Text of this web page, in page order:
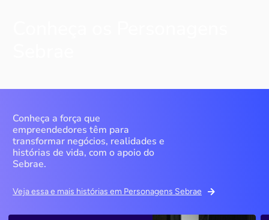
Conheça a força que
empreendedores têm para
transformar negócios, realidades e
histórias de vida, com o apoio do
Sebrae.
Veja essa e mais histórias em Personagens Sebrae